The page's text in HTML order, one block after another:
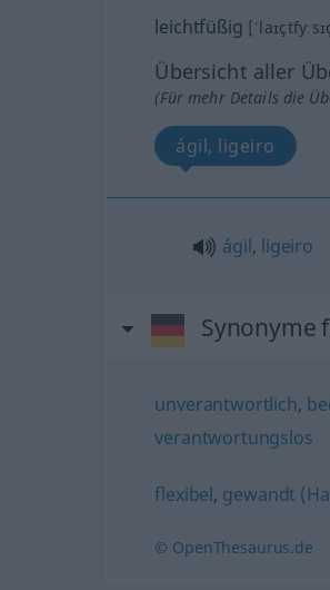
leichtfüßig
Übersicht aller
(Für mehr Details die
ágil, ligeiro
ágil, ligeiro
Synonyme
unverantwortlich,
verantwortungslos
flexibel, gewandt
© OpenThesaurus.de